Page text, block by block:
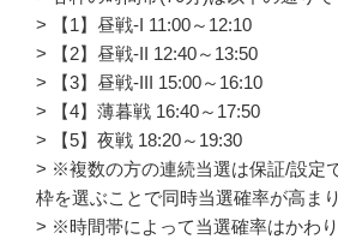
> 【1】昼戦-I 11:00～12:10
> 【2】昼戦-II 12:40～13:50
> 【3】昼戦-III 15:00～16:10
> 【4】薄暮戦 16:40～17:50
> 【5】夜戦 18:20～19:30
> ※複数の方の連続当選は保証/設定
枠を選ぶことで同時当選確率が高まり
> ※時間帯によって当選確率はかわ